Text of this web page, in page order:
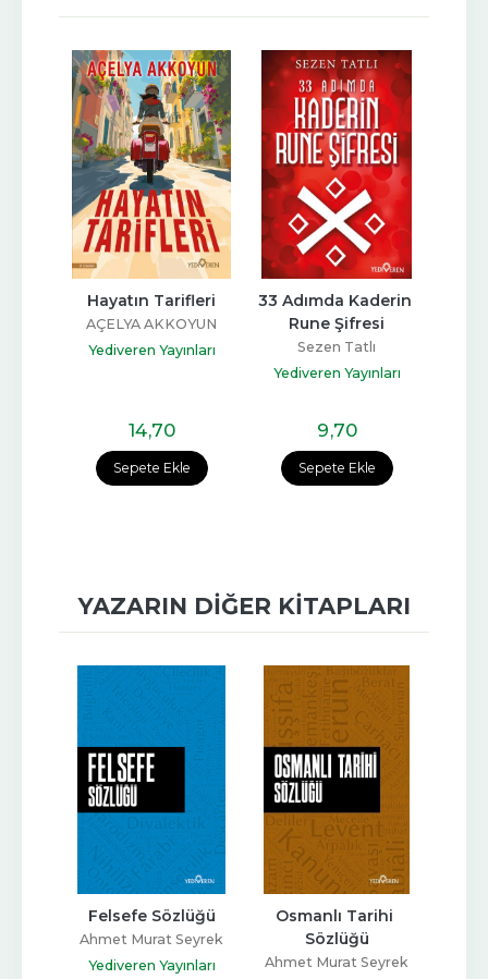
Sepete Ekle
Hayatın Tarifleri
AÇELYA AKKOYUN
Yediveren Yayınları
14,70
Sepete Ekle
33 Adımda Kaderin
Rune Şifresi
Sezen Tatlı
Yediveren Yayınları
9,70
YAZARIN DIĞER KITAPLARI
Felsefe Sözlüğü
Ahmet Murat Seyrek
Yediveren Yayınları
Osmanlı Tarihi
Sözlüğü
Ahmet Murat Seyrek